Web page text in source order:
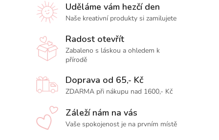
Uděláme vám hezčí den
Naše kreativní produkty si zamilujete
Radost otevřít
Zabaleno s láskou a ohledem k
přírodě
Doprava od 65,- Kč
ZDARMA při nákupu nad 1600,- Kč
Záleží nám na vás
Vaše spokojenost je na prvním místě